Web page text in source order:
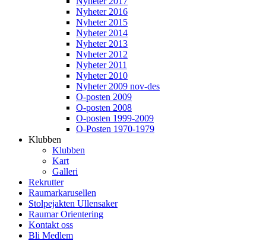
Nyheter 2016
Nyheter 2015
Nyheter 2014
Nyheter 2013
Nyheter 2012
Nyheter 2011
Nyheter 2010
Nyheter 2009 nov-des
O-posten 2009
O-posten 2008
O-posten 1999-2009
O-Posten 1970-1979
Klubben
Klubben
Kart
Galleri
Rekrutter
Raumarkarusellen
Stolpejakten Ullensaker
Raumar Orientering
Kontakt oss
Bli Medlem